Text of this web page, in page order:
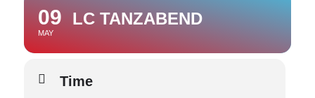
09
MAY
LC TANZABEND
Time